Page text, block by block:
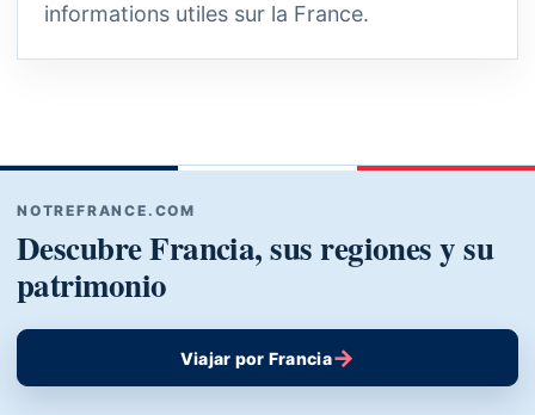
informations utiles sur la France.
NOTREFRANCE.COM
Descubre Francia, sus regiones y su
patrimonio
Viajar por Francia→